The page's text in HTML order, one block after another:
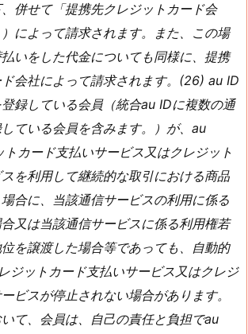
併せて「提携先クレジットカード会
によって請求されます。また、この場
いをした代金についても同様に、提携
会社によって請求されます。(26) au ID
録している会員（統合au IDに複数の通
ている会員を含みます。）が、au
カード支払いサービス又はクレジット
を利用して継続的な取引における商品
合に、当該通信サービスの利用に係る
又は当該通信サービスに係る利用権若
を譲渡した場合等であっても、自動的
ジットカード支払いサービス又はクレジ
ビスが停止されない場合があります。
て、会員は、自己の責任と負担でau